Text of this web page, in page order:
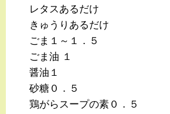
レタスあるだけ
きゅうりあるだけ
ごま１～１．５
ごま油 １
醤油１
砂糖０．５
鶏がらスープの素０．５